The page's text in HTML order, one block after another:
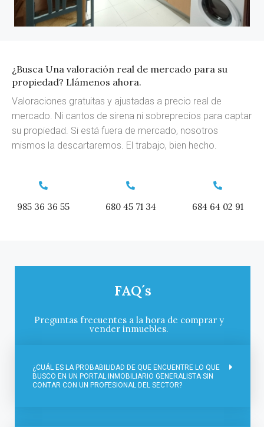
¿Busca Una valoración real de mercado para su
propiedad? Llámenos ahora.
Valoraciones gratuitas y ajustadas a precio real de
mercado. Ni cantos de sirena ni sobreprecios para captar
su propiedad. Si está fuera de mercado, nosotros
mismos la descartaremos. El trabajo, bien hecho.
985 36 36 55 680 45 71 34 684 64 02 91
FAQ´s
Preguntas frecuentes a la hora de comprar y
vender inmuebles.
¿CUÁL ES LA PROBABILIDAD DE QUE ENCUENTRE LO QUE
BUSCO EN UN PORTAL INMOBILIARIO GENERALISTA SIN
CONTAR CON UN PROFESIONAL DEL SECTOR?